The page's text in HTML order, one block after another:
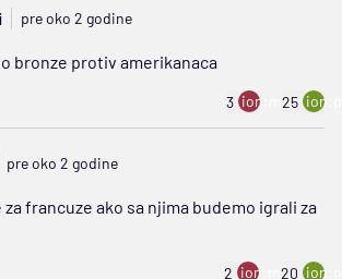
pre oko 2 godine
bronze protiv amerikanaca
3 ion:minus
25
pre oko 2 godine
francuze ako sa njima budemo igrali za
2 ion:minus
20